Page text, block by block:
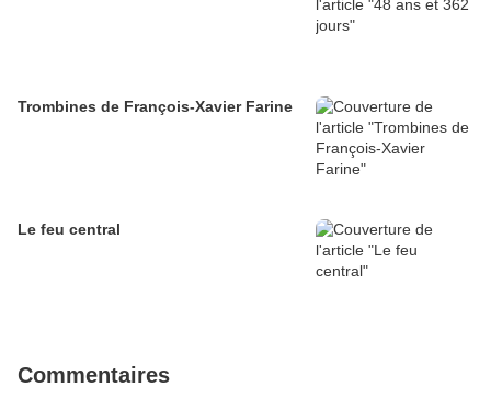
Trombines de François-Xavier Farine
Le feu central
Commentaires